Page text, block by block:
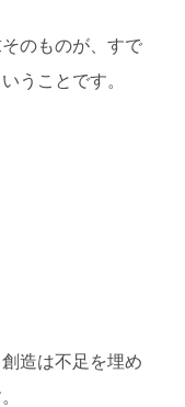
のものが、すで
うことです。
造は不足を埋め